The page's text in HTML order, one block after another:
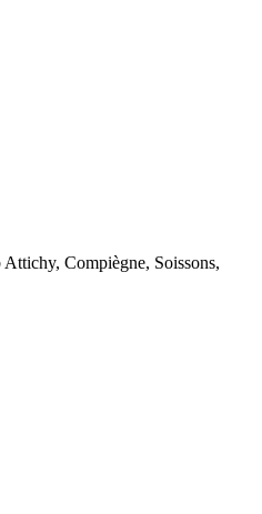
Compiègne, Soissons,